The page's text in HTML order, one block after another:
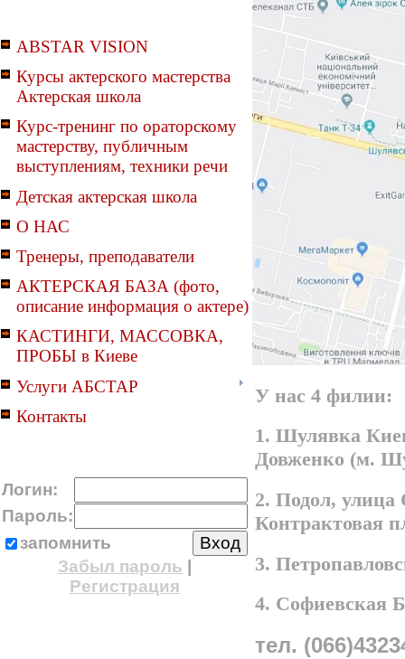
ABSTAR VISION
Курсы актерского мастерства
Актерская школа
Курс-тренинг по ораторскому
мастерству, публичным
выступлениям, техники речи
Детская актерская школа
О НАС
Тренеры, преподаватели
АКТЕРСКАЯ БАЗА (фото,
описание информация о актере)
КАСТИНГИ, МАССОВКА,
ПРОБЫ в Киеве
Услуги АБСТАР
Контакты
Логин:
Пароль:
запомнить
Забыл пароль
Регистрация
У нас 4 филии:
1. Шулявка
Довженко (м.
2. Подол,
Контрактовая
3.
4. Софиевская
тел.